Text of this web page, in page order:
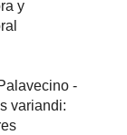
y
-
variandi: